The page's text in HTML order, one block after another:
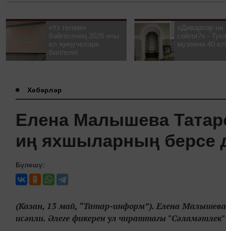
«Үз телем»
бәйгесенең 2026 нчы
ел җиңүчеләре
билгеле!
«Диварлар ни
сөйли?» -
музеена 40 ел!
Хәбәрләр
Елена Малышева
иң яхшыларның берсе
Бүлешү:
(Казан, 13 май, “Татар-информ”). Елена
исәпли. Әлеге фикерен ул чираттагы